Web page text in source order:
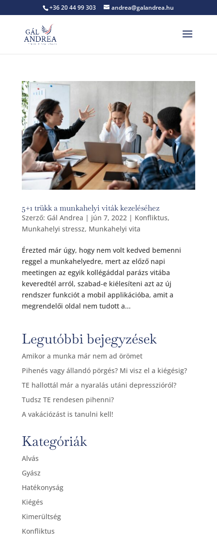
+36 20 44 99 303 andrea@galandrea.hu
5+1 trükk a munkahelyi viták kezeléséhez
Szerző: Gál Andrea | jún 7, 2022| Konfliktus,
Munkahelyi stressz, Munkahelyi vita
Érezted már úgy, hogy nem volt kedved bemenni
reggel a munkahelyedre, mert az előző napi
meetingen az egyik kollégáddal parázs vitába
keveredtél arról, szabad-e kiélesíteni azt az új
rendszer funkciót a mobil applikációba, amit a
megrendelői oldal nem tudott a...
Legutóbbi bejegyzések
Amikor a munka már nem ad örömet
Pihenés vagy állandó pörgés? Mi visz el a kiégésig?
TE hallottál már a nyaralás utáni depresszióról?
Tudsz TE rendesen pihenni?
A vakációzást is tanulni kell!
Kategóriák
Alvás
Gyász
Hatékonyság
Kiégés
Kimerültség
Konfliktus